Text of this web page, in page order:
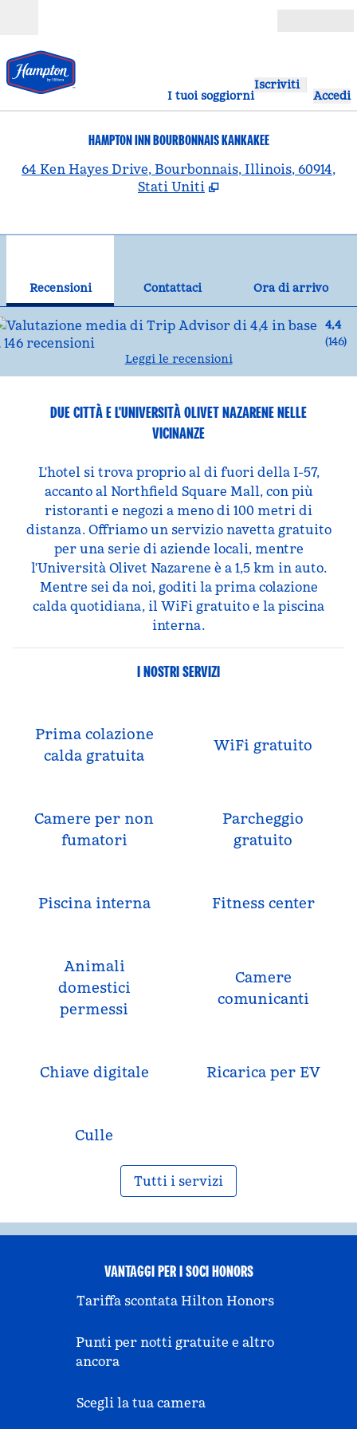
I tuoi soggiorni
Iscriviti
Accedi
HAMPTON INN BOURBONNAIS KANKAKEE
64 Ken Hayes Drive, Bourbonnais, Illinois, 60914,
Stati Uniti
Recensioni Contattaci
Ora di arrivo
4,4
(146)
Leggi le recensioni
DUE CITTÀ E L'UNIVERSITÀ OLIVET NAZARENE NELLE
VICINANZE
L'hotel si trova proprio al di fuori della I-57,
accanto al Northfield Square Mall, con più
ristoranti e negozi a meno di 100 metri di
distanza. Offriamo un servizio navetta gratuito
per una serie di aziende locali, mentre
l'Università Olivet Nazarene è a 1,5 km in auto.
Mentre sei da noi, goditi la prima colazione
calda quotidiana, il WiFi gratuito e la piscina
interna.
I NOSTRI SERVIZI
Prima colazione
calda gratuita
WiFi gratuito
Camere per non
fumatori
Parcheggio
gratuito
Piscina interna Fitness center
Animali
domestici
permessi
Camere
comunicanti
Chiave digitale Ricarica per EV
Culle
Tutti i servizi
VANTAGGI PER I SOCI HONORS
Tariffa scontata Hilton Honors
Punti per notti gratuite e altro
ancora
Scegli la tua camera